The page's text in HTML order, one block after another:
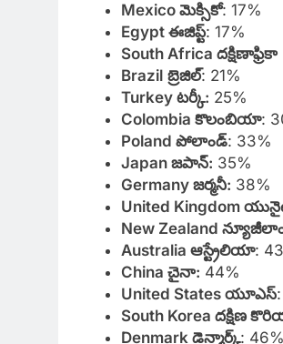
Mexico మెక్సికో: 17%
Egypt ఈజిప్ట్: 17%
South Africa దక్షిణాఫ్రికా
Brazil బ్రెజిల్: 21%
Turkey టర్కీ: 25%
Colombia కొలంబియా:
Poland పోలాండ్: 33%
Japan జపాన్: 35%
Germany జర్మనీ: 38%
United Kingdom
New Zealand
Australia ఆస్ట్రేలియా:
China చైనా: 44%
United States యూఎస్
South Korea దక్షిణ
Denmark డెన్మార్క్: 46%